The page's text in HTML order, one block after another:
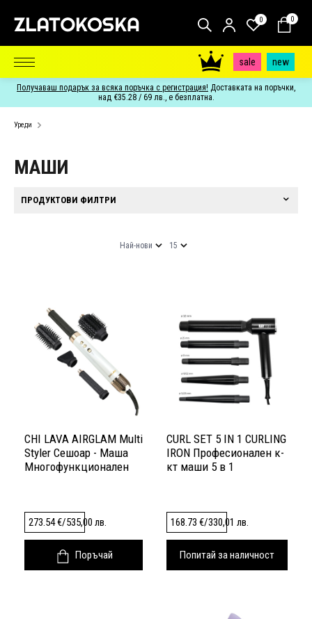
sale new
0 0
Получаваш подарък за всяка поръчка с регистрация! Доставката на поръчки,
над €35.28 / 69 лв., е безплатна.
Уреди
МАШИ
ПРОДУКТОВИ ФИЛТРИ
Най-нови 15
CHI LAVA AIRGLAM Multi
Styler Сешоар - Маша
Многофункционален
273.54€/535,00 лв.
Поръчай
CURL SET 5 IN 1 CURLING
IRON Професионален к-
кт маши 5 в 1
168.73 €/330,01 лв.
Попитай за наличност